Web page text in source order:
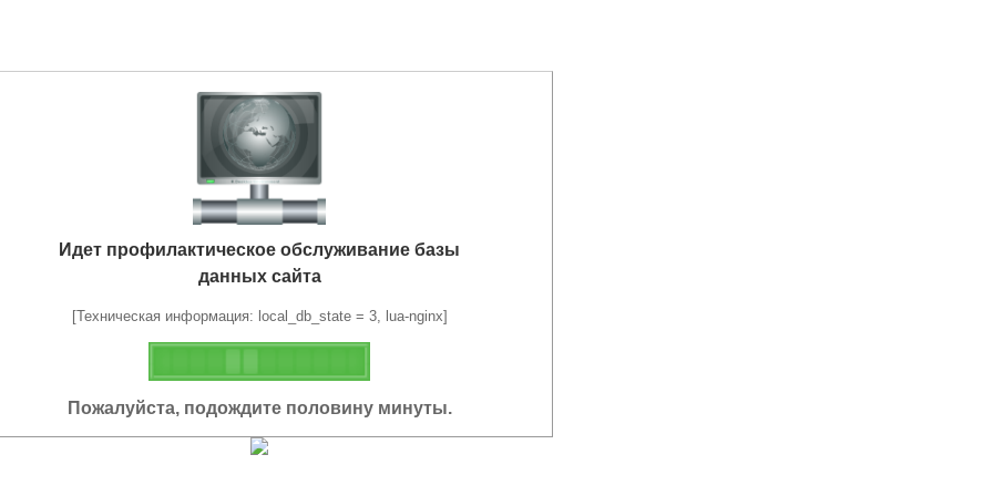
Идет профилактическое обслуживание базы
данных сайта
[Техническая информация: local_db_state = 3, lua-nginx]
Пожалуйста, подождите половину минуты.